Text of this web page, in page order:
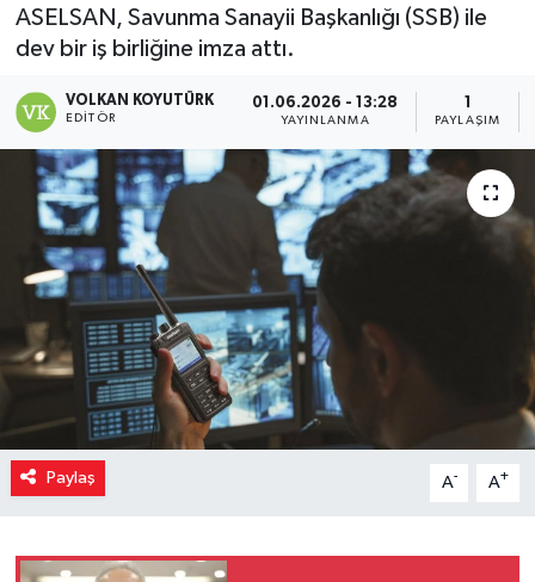
ASELSAN, Savunma Sanayii Başkanlığı (SSB) ile
dev bir iş birliğine imza attı.
VOLKAN KOYUTÜRK
EDITÖR
01.06.2026 - 13:28
YAYINLANMA PAYLAŞIM
Paylaş A- A+
Resmi İlanlar
Spor
Yaşam
Yerel Yönetimler
Yurttan